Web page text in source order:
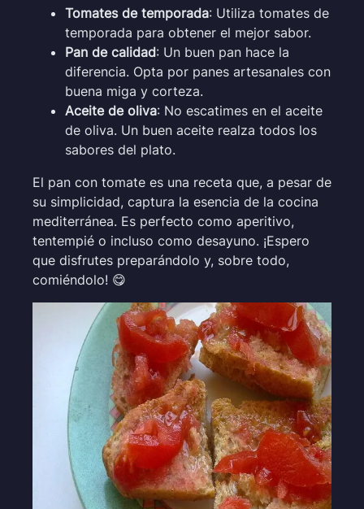
Tomates de temporada: Utiliza tomates de
temporada para obtener el mejor sabor.
Pan de calidad: Un buen pan hace la
diferencia. Opta por panes artesanales con
buena miga y corteza.
Aceite de oliva: No escatimes en el aceite
de oliva. Un buen aceite realza todos los
sabores del plato.
El pan con tomate es una receta que, a pesar de
su simplicidad, captura la esencia de la cocina
mediterránea. Es perfecto como aperitivo,
tentempié o incluso como desayuno. ¡Espero
que disfrutes preparándolo y, sobre todo,
comiéndolo! 😋